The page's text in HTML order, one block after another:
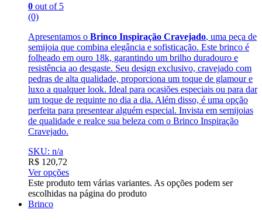
0 out of 5
(0)
Apresentamos o Brinco Inspiração Cravejado, uma peça de
semijoia que combina elegância e sofisticação. Este brinco é
folheado em ouro 18k, garantindo um brilho duradouro e
resistência ao desgaste. Seu design exclusivo, cravejado com
pedras de alta qualidade, proporciona um toque de glamour e
luxo a qualquer look. Ideal para ocasiões especiais ou para dar
um toque de requinte no dia a dia. Além disso, é uma opção
perfeita para presentear alguém especial. Invista em semijoias
de qualidade e realce sua beleza com o Brinco Inspiração
Cravejado.
SKU: n/a
R$ 120,72
Ver opções
Este produto tem várias variantes. As opções podem ser
escolhidas na página do produto
Brinco